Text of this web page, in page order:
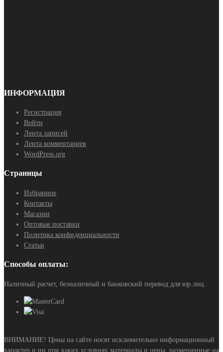
ИНФОРМАЦИЯ
Регистрация
Войти
Лента записей
Лента комментариев
WordPress.org
Страницы
Избранное
Контакты
Магазин
Оптовые поставки
Политика конфиденциальности
Статьи
Способы оплаты:
Наличный расчет, безналичный и банковский перевод для юр.лиц.
ВНИМАНИЕ! Цены на сайте носят исключительно информационный
характер и ни при каких условиях материалы и цены, размещенные на